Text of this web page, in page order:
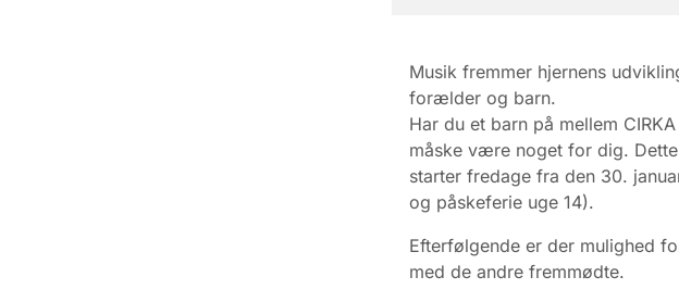
Musik fremmer hjernens
forælder og barn.
Har du et barn på mellem
måske være noget for dig.
starter fredage fra den 30.
og påskeferie uge 14).
Efterfølgende er der mulighed
med de andre fremmødte.